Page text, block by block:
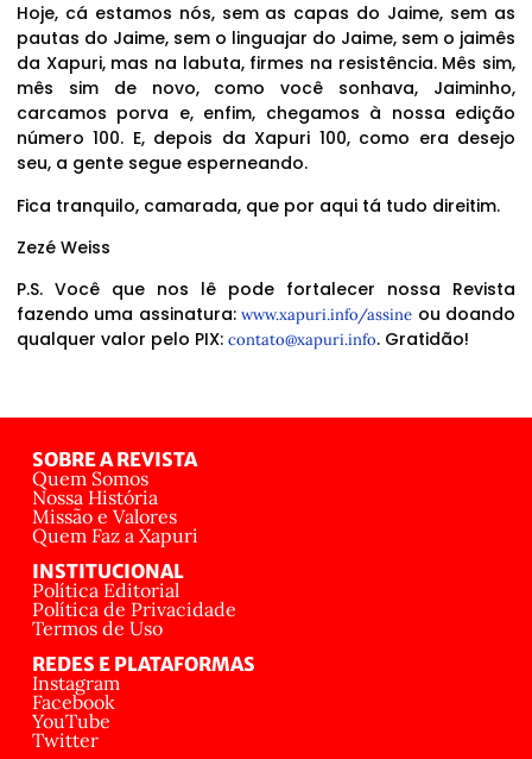
Hoje, cá estamos nós, sem as capas do Jaime, sem as
pautas do Jaime, sem o linguajar do Jaime, sem o jaimês
da Xapuri, mas na labuta, firmes na resistência. Mês sim,
mês sim de novo, como você sonhava, Jaiminho,
carcamos porva e, enfim, chegamos à nossa edição
número 100. E, depois da Xapuri 100, como era desejo
seu, a gente segue esperneando.
Fica tranquilo, camarada, que por aqui tá tudo direitim.
Zezé Weiss
P.S. Você que nos lê pode fortalecer nossa Revista
fazendo uma assinatura:www.xapuri.info/assine ou doando
qualquer valor pelo PIX: contato@xapuri.info. Gratidão!
SOBRE A REVISTA
Quem Somos
Nossa História
Missão e Valores
Quem Faz a Xapuri
INSTITUCIONAL
Política Editorial
Política de Privacidade
Termos de Uso
REDES E PLATAFORMAS
Instagram
Facebook
YouTube
Twitter